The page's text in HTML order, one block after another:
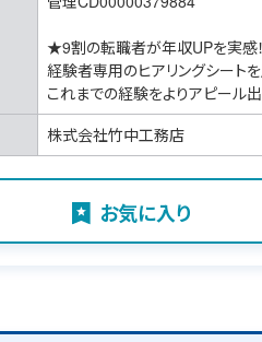
★9割の転職者が年収UPを実感！
経験者専用のヒアリングシートを
これまでの経験をよりアピール
株式会社竹中工務店
お気に入り